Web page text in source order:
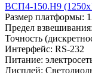
ВСП4-150.Н9
Размер платформы:
Предел взвешивания:
Точность
Интерфейс: RS-232
Питание:
Дисплей: